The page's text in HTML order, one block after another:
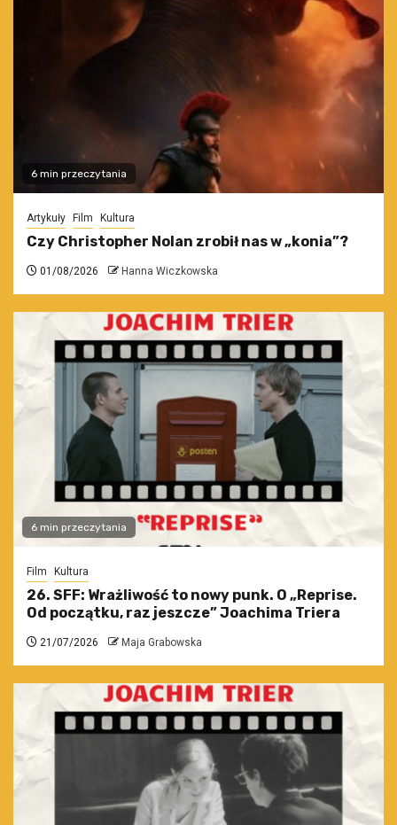
6 min przeczytania
Artykuły Film Kultura
Czy Christopher Nolan zrobił nas w „konia”?
01/08/2026 Hanna Wiczkowska
6 min przeczytania
Film Kultura
26. SFF: Wrażliwość to nowy punk. O „Reprise.
Od początku, raz jeszcze” Joachima Triera
21/07/2026 Maja Grabowska